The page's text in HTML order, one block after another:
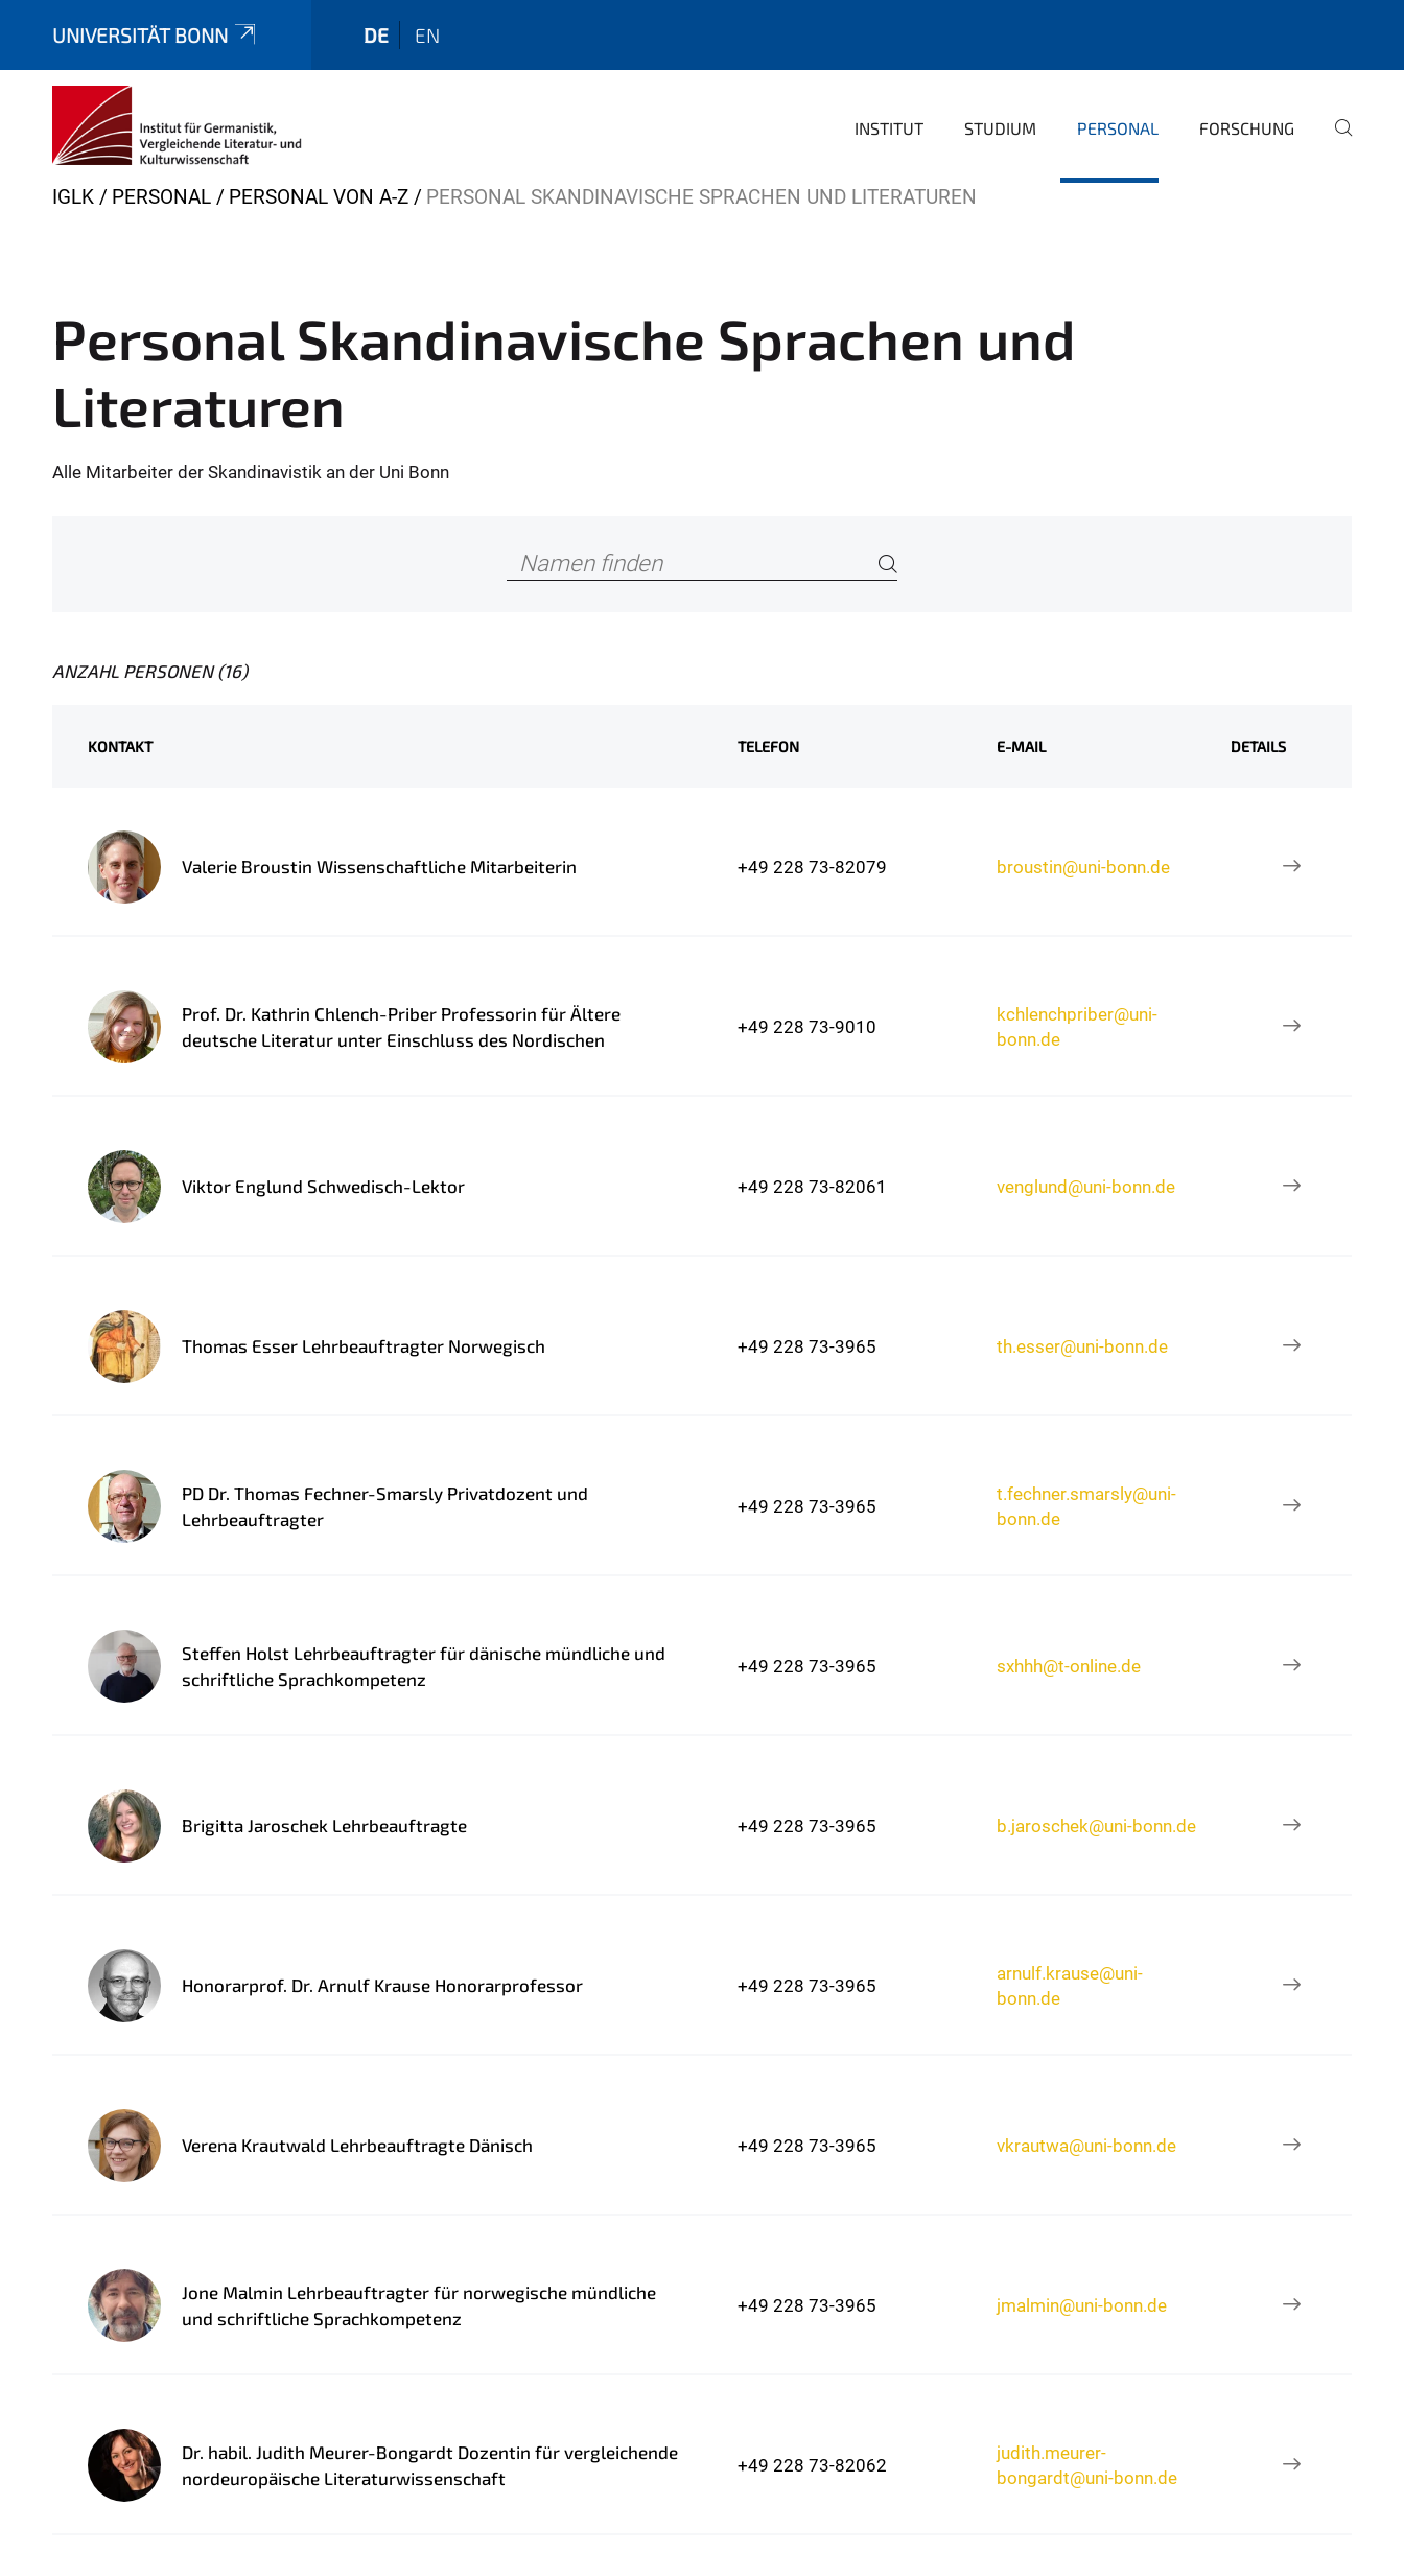
UNIVERSITÄT BONN DE EN
INSTITUT STUDIUM PERSONAL FORSCHUNG
Y
e
h
e
r
:
IGLK PERSONAL PERSONAL VON A-Z PERSONAL SKANDINAVISCHE SPRACHEN UND LITERATUREN
Personal Skandinavische Sprachen und
Literaturen
Alle Mitarbeiter der Skandinavistik an der Uni Bonn
ANZAHL PERSONEN (16)
KONTAKT TELEFON E-MAIL DETAILS
Valerie Broustin Wissenschaftliche Mitarbeiterin +49 228 73-82079 broustin@uni-bonn.de
Prof. Dr. Kathrin Chlench-Priber Professorin für Ältere
deutsche Literatur unter Einschluss des Nordischen
+49 228 73-9010
kchlenchpriber@uni-
bonn.de
Viktor Englund Schwedisch-Lektor +49 228 73-82061 venglund@uni-bonn.de
Thomas Esser Lehrbeauftragter Norwegisch +49 228 73-3965 th.esser@uni-bonn.de
PD Dr. Thomas Fechner-Smarsly Privatdozent und
Lehrbeauftragter
+49 228 73-3965
t.fechner.smarsly@uni-
bonn.de
Steffen Holst Lehrbeauftragter für dänische mündliche und
schriftliche Sprachkompetenz
+49 228 73-3965 sxhhh@t-online.de
Brigitta Jaroschek Lehrbeauftragte +49 228 73-3965 b.jaroschek@uni-bonn.de
Honorarprof. Dr. Arnulf Krause Honorarprofessor +49 228 73-3965
arnulf.krause@uni-
bonn.de
Verena Krautwald Lehrbeauftragte Dänisch +49 228 73-3965 vkrautwa@uni-bonn.de
Jone Malmin Lehrbeauftragter für norwegische mündliche
und schriftliche Sprachkompetenz
+49 228 73-3965 jmalmin@uni-bonn.de
Dr. habil. Judith Meurer-Bongardt Dozentin für vergleichende
nordeuropäische Literaturwissenschaft
+49 228 73-82062
judith.meurer-
bongardt@uni-bonn.de